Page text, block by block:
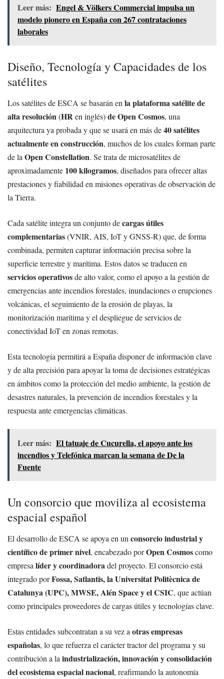
Leer más: Engel & Völkers Commercial impulsa un
modelo pionero en España con 267 contrataciones
laborales
Diseño, Tecnología y Capacidades de los
satélites
Los satélites de ESCA se basarán en la plataforma satélite de
alta resolución(HRen inglés)de Open Cosmos, una
arquitectura ya probada y que se usará en más de40 satélites
actualmente en construcción, muchos de los cuales forman parte
de la Open Constellation. Se trata de microsatélites de
aproximadamente 100 kilogramos, diseñados para ofrecer altas
prestaciones y fiabilidad en misiones operativas de observación de
la Tierra.
Cada satélite integra un conjunto decargas útiles
complementarias(VNIR, AIS, IoT y GNSS-R) que, de forma
combinada, permiten capturar información precisa sobre la
superficie terrestre y marítima. Estos datos se traducen en
servicios operativosde alto valor, como el apoyo a la gestión de
emergencias ante incendios forestales, inundaciones o erupciones
volcánicas, el seguimiento de la erosión de playas, la
monitorización marítima y el despliegue de servicios de
conectividad IoT en zonas remotas.
Esta tecnología permitirá a España disponer de información clave
y de alta precisión para apoyar la toma de decisiones estratégicas
en ámbitos como la protección del medio ambiente, la gestión de
desastres naturales, la prevención de incendios forestales y la
respuesta ante emergencias climáticas.
Leer más: El tatuaje de Cucurella, el apoyo ante los
incendios y Telefónica marcan la semana de De la
Fuente
Un consorcio que moviliza al ecosistema
espacial español
El desarrollo de ESCA se apoya en un consorcio industrial y
científico de primer nivel, encabezado porOpen Cosmoscomo
empresa líder y coordinadoradel proyecto. El consorcio está
integrado porFossa, Satlantis, la Universitat Politècnica de
Catalunya (UPC), MWSE, Alén Space y el CSIC, que actúan
como principales proveedores de cargas útiles y tecnologías clave.
Estas entidades subcontratan a su vez a otras empresas
españolas, lo que refuerza el carácter tractor del programa y su
contribución a la industrialización, innovación y consolidación
del ecosistema espacial nacional, reafirmando la autonomía